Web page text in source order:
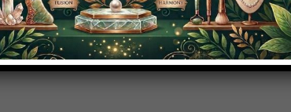
importanta de proteine vegetale